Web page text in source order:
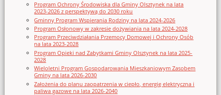
Program Ochrony Środowiska dla Gminy Olsztynek na lata
2023-2026 z perspektywą do 2030 roku
Gminny Program Wspierania Rodziny na lata 2024-2026
Program Osłonowy w zakresie dożywiania na lata 2024-2028
Program Przeciwdziałania Przemocy Domowej i Ochrony Osób
na lata 2023-2028
Program Opieki nad Zabytkami Gminy Olsztynek na lata 2025-
2028
Wieloletni Program Gospodarowania Mieszkaniowym Zasobem
Gminy na lata 2026-2030
Założenia do planu zaopatrzenia w ciepło, energię elektryczna i
paliwa gazowe na lata 2026-2040